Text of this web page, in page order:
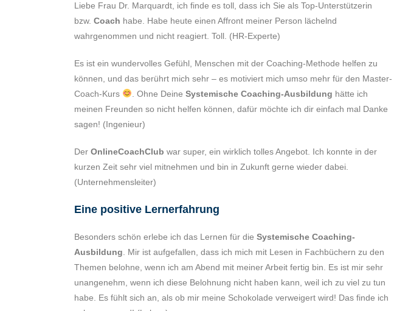
Liebe Frau Dr. Marquardt, ich finde es toll, dass ich Sie als Top-Unterstützerin
bzw. Coach habe. Habe heute einen Affront meiner Person lächelnd
wahrgenommen und nicht reagiert. Toll. (HR-Experte)
Es ist ein wundervolles Gefühl, Menschen mit der Coaching-Methode helfen zu
können, und das berührt mich sehr – es motiviert mich umso mehr für den Master-
Coach-Kurs
. Ohne Deine Systemische Coaching-Ausbildung hätte ich
meinen Freunden so nicht helfen können, dafür möchte ich dir einfach mal Danke
sagen! (Ingenieur)
Der OnlineCoachClub war super, ein wirklich tolles Angebot. Ich konnte in der
kurzen Zeit sehr viel mitnehmen und bin in Zukunft gerne wieder dabei.
(Unternehmensleiter)
Eine positive Lernerfahrung
Besonders schön erlebe ich das Lernen für die Systemische Coaching-
Ausbildung . Mir ist aufgefallen, dass ich mich mit Lesen in Fachbüchern zu den
Themen belohne, wenn ich am Abend mit meiner Arbeit fertig bin. Es ist mir sehr
unangenehm, wenn ich diese Belohnung nicht haben kann, weil ich zu viel zu tun
habe. Es fühlt sich an, als ob mir meine Schokolade verweigert wird! Das finde ich